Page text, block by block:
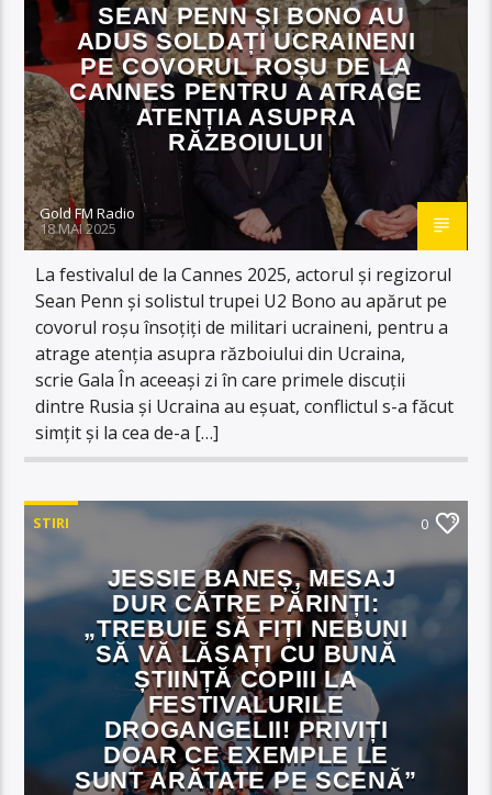
SEAN PENN ȘI BONO AU
ADUS SOLDAȚI UCRAINENI
PE COVORUL ROȘU DE LA
CANNES PENTRU A ATRAGE
ATENȚIA ASUPRA
RĂZBOIULUI
Gold FM Radio
18 MAI 2025
La festivalul de la Cannes 2025, actorul și regizorul
Sean Penn și solistul trupei U2 Bono au apărut pe
covorul roșu însoțiți de militari ucraineni, pentru a
atrage atenția asupra războiului din Ucraina,
scrie Gala În aceeași zi în care primele discuții
dintre Rusia și Ucraina au eșuat, conflictul s-a făcut
simțit și la cea de-a […]
STIRI 0
JESSIE BANEȘ, MESAJ
DUR CĂTRE PĂRINȚI:
„TREBUIE SĂ FIȚI NEBUNI
SĂ VĂ LĂSAȚI CU BUNĂ
ȘTIINȚĂ COPIII LA
FESTIVALURILE
DROGANGELII! PRIVIȚI
DOAR CE EXEMPLE LE
SUNT ARĂTATE PE SCENĂ”